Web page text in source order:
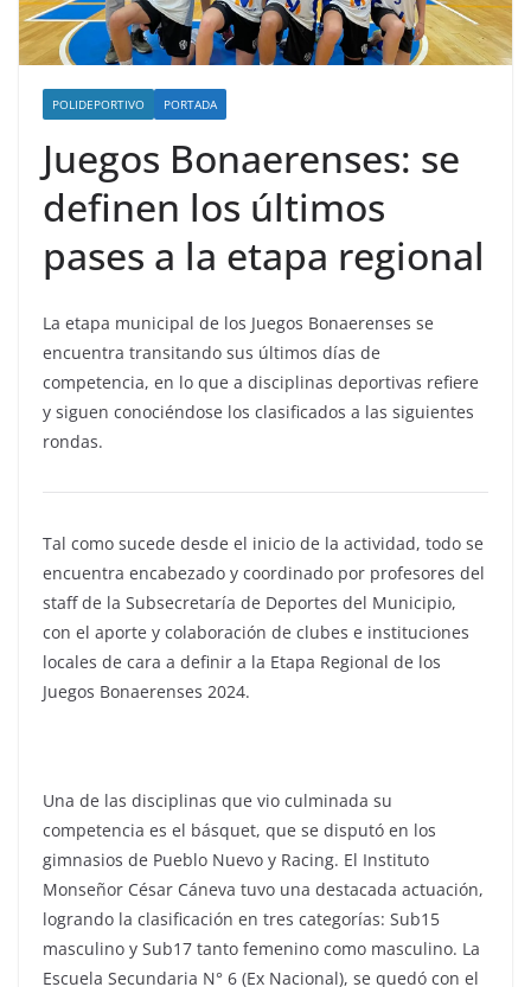
POLIDEPORTIVO PORTADA
Juegos Bonaerenses: se
definen los últimos
pases a la etapa regional
La etapa municipal de los Juegos Bonaerenses se
encuentra transitando sus últimos días de
competencia, en lo que a disciplinas deportivas refiere
y siguen conociéndose los clasificados a las siguientes
rondas.
Tal como sucede desde el inicio de la actividad, todo se
encuentra encabezado y coordinado por profesores del
staff de la Subsecretaría de Deportes del Municipio,
con el aporte y colaboración de clubes e instituciones
locales de cara a definir a la Etapa Regional de los
Juegos Bonaerenses 2024.
Una de las disciplinas que vio culminada su
competencia es el básquet, que se disputó en los
gimnasios de Pueblo Nuevo y Racing. El Instituto
Monseñor César Cáneva tuvo una destacada actuación,
logrando la clasificación en tres categorías: Sub15
masculino y Sub17 tanto femenino como masculino. La
Escuela Secundaria N° 6 (Ex Nacional), se quedó con el